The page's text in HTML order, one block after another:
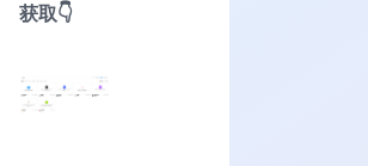
获取👇